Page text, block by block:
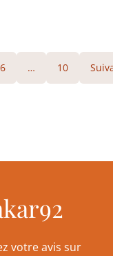
6 … 10
votre avis sur